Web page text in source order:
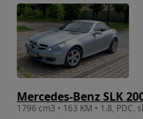
1796 cm3 • 163 KM • 1.8, PDC,